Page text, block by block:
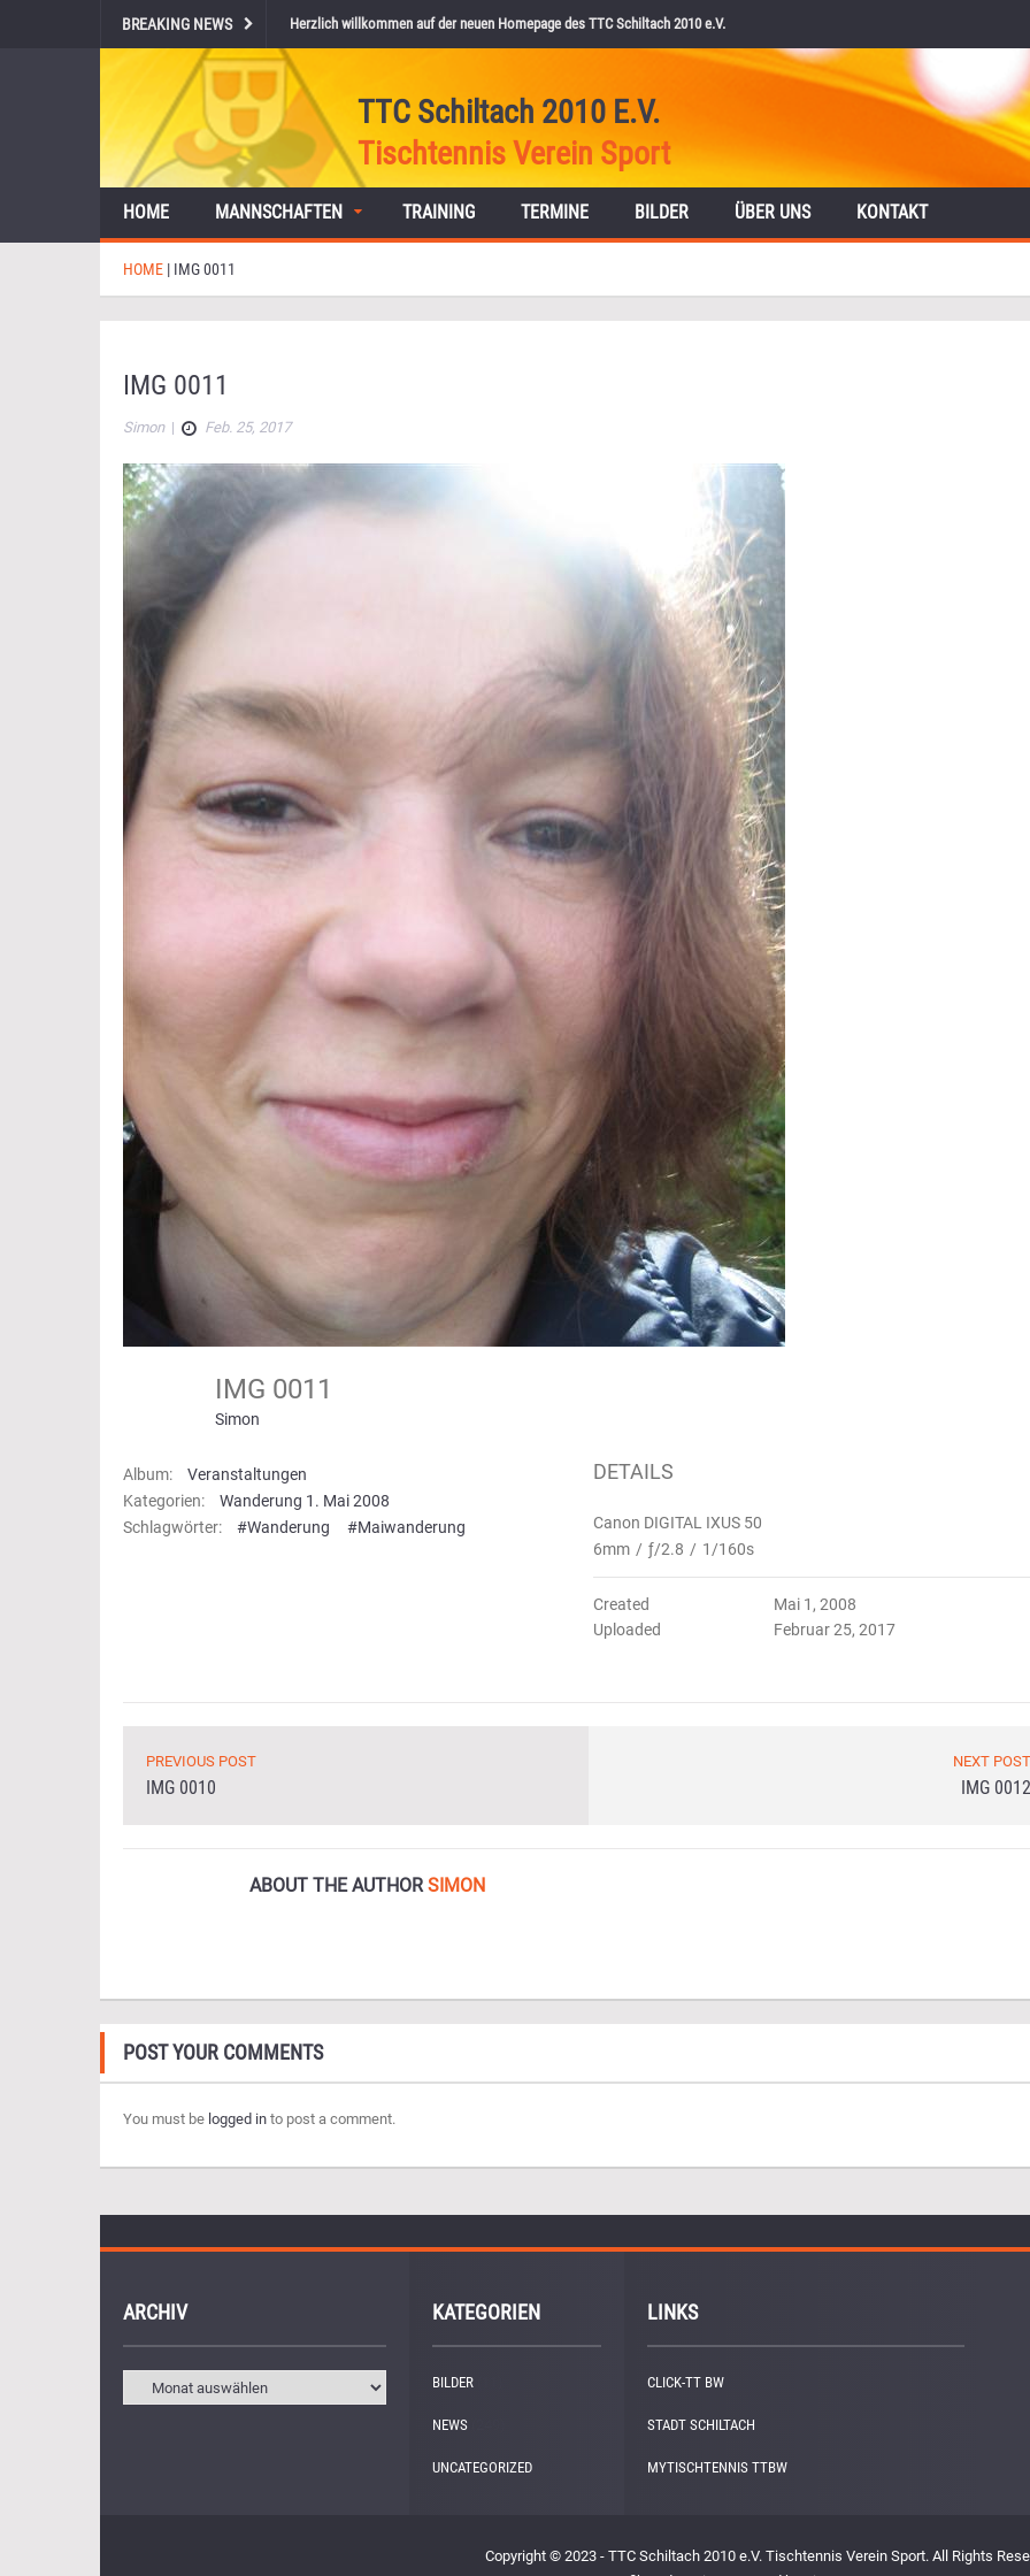
BREAKING NEWS Herzlich willkommen auf der neuen Homepage des TTC Schiltach 2010 e.V.
TTC Schiltach 2010 E.V.
Tischtennis Verein Sport
HOME MANNSCHAFTEN TRAINING TERMINE BILDER ÜBER UNS KONTAKT
HOME | IMG 0011
IMG 0011
Simon| Feb. 25, 2017
IMG 0011
Simon
Album:
Veranstaltungen
Kategorien:
Wanderung 1. Mai 2008
Schlagwörter:
#Wanderung #Maiwanderung
DETAILS
Canon DIGITAL IXUS 50
6mm / ƒ/2.8 / 1/160s
Created
Mai 1, 2008
Uploaded
Februar 25, 2017
PREVIOUS POST
IMG 0010
NEXT POST
IMG 0012
ABOUT THE AUTHORSIMON
POST YOUR COMMENTS
You must be logged in to post a comment.
ARCHIV KATEGORIEN
BILDER
NEWS
UNCATEGORIZED
LINKS
CLICK-TT BW
STADT SCHILTACH
MYTISCHTENNIS TTBW
Copyright © 2023 - TTC Schiltach 2010 e.V. Tischtennis Verein Sport. All Rights